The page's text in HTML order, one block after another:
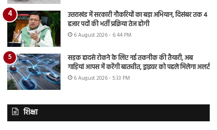
उत्तराखंड में सरकारी नौकरियों का बड़ा अभियान, दिसंबर तक 4
हजार पदों की भर्ती प्रक्रिया तेज होगी
6 August 2026 - 6:44 PM
सड़क हादसे रोकने के लिए नई तकनीक की तैयारी, अब
गाड़ियां आपस में करेंगी बातचीत, ड्राइवर को पहले मिलेगा अलर्ट
6 August 2026 - 5:33 PM
शिक्षा